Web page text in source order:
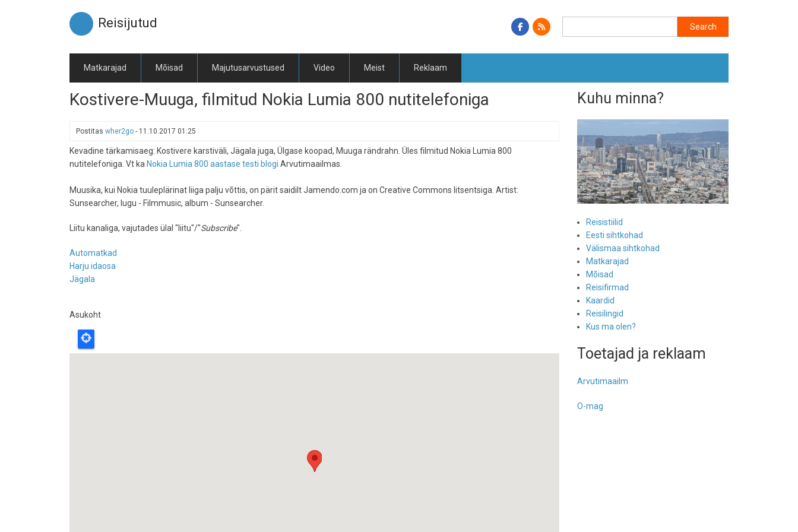
Reisijutud
Matkarajad Mõisad Majutusarvustused Video Meist Reklaam
Kostivere-Muuga, filmitud Nokia Lumia 800 nutitelefoniga
Postitas wher2go - 11.10.2017 01:25
Kevadine tärkamisaeg: Kostivere karstiväli, Jägala juga, Ülgase koopad, Muuga rändrahn. Üles filmitud Nokia Lumia 800
nutitelefoniga. Vt ka Nokia Lumia 800 aastase testi blogi Arvutimaailmas.
Muusika, kui Nokia tuuleplärinat liiga palju võttis, on pärit saidilt Jamendo.com ja on Creative Commons litsentsiga. Artist:
Sunsearcher, lugu - Filmmusic, album - Sunsearcher.
Liitu kanaliga, vajutades ülal "liitu"/"Subscribe".
Automatkad
Harju idaosa
Jägala
Asukoht
Kuhu minna?
Reisistiilid
Eesti sihtkohad
Välismaa sihtkohad
Matkarajad
Mõisad
Reisifirmad
Kaardid
Reisilingid
Kus ma olen?
Toetajad ja reklaam
Arvutimaailm
O-mag